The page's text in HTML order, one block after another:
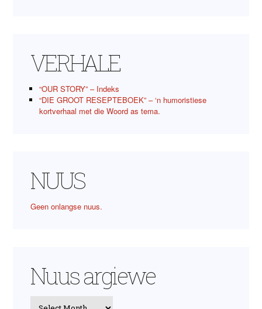
VERHALE
“OUR STORY” – Indeks
“DIE GROOT RESEPTEBOEK” – ‘n humoristiese
kortverhaal met die Woord as tema.
NUUS
Geen onlangse nuus.
Nuus argiewe